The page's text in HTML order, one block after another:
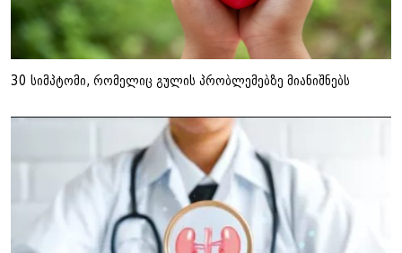
30 სიმპტომი, რომელიც გულის პრობლემებზე მიანიშნებს